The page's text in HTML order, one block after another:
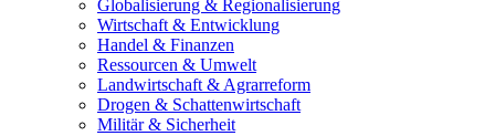
Globalisierung & Regionalisierung
Wirtschaft & Entwicklung
Handel & Finanzen
Ressourcen & Umwelt
Landwirtschaft & Agrarreform
Drogen & Schattenwirtschaft
Militär & Sicherheit